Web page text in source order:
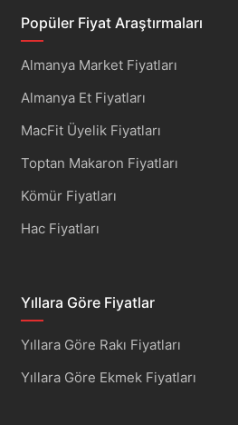
Popüler Fiyat Araştırmaları
Almanya Market Fiyatları
Almanya Et Fiyatları
MacFit Üyelik Fiyatları
Toptan Makaron Fiyatları
Kömür Fiyatları
Hac Fiyatları
Yıllara Göre Fiyatlar
Yıllara Göre Rakı Fiyatları
Yıllara Göre Ekmek Fiyatları